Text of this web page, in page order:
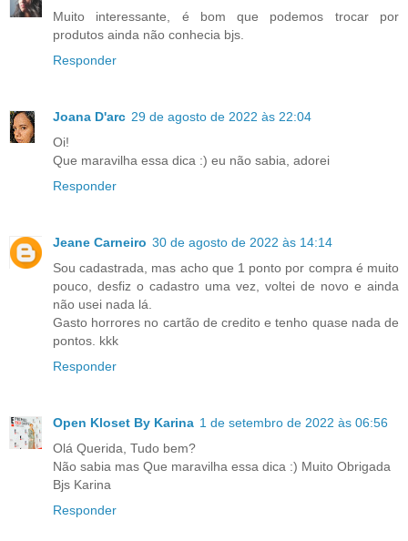
Muito interessante, é bom que podemos trocar por
produtos ainda não conhecia bjs.
Responder
Joana D'arc 29 de agosto de 2022 às 22:04
Oi!
Que maravilha essa dica :) eu não sabia, adorei
Responder
Jeane Carneiro 30 de agosto de 2022 às 14:14
Sou cadastrada, mas acho que 1 ponto por compra é muito
pouco, desfiz o cadastro uma vez, voltei de novo e ainda
não usei nada lá.
Gasto horrores no cartão de credito e tenho quase nada de
pontos. kkk
Responder
Open Kloset By Karina 1 de setembro de 2022 às 06:56
Olá Querida, Tudo bem?
Não sabia mas Que maravilha essa dica :) Muito Obrigada
Bjs Karina
Responder